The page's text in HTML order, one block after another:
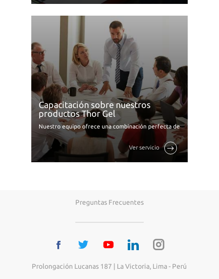
Capacitación sobre nuestros
productos Thor Gel
Nuestro equipo ofrece una combinación perfecta de
especialización en atención al cliente y un
conocimiento profundo de los productos para
ayudarte a ofrecer una experiencia ...Ver servicio
Preguntas Frecuentes
Prolongación Lucanas 187 | La Victoria, Lima - Perú